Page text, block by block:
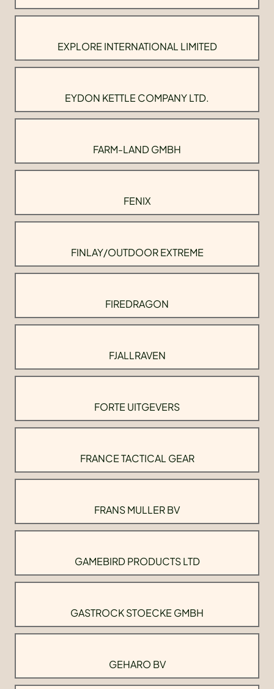
EXPLORE INTERNATIONAL LIMITED
EYDON KETTLE COMPANY LTD.
FARM-LAND GMBH
FENIX
FINLAY/OUTDOOR EXTREME
FIREDRAGON
FJALLRAVEN
FORTE UITGEVERS
FRANCE TACTICAL GEAR
FRANS MULLER BV
GAMEBIRD PRODUCTS LTD
GASTROCK STOECKE GMBH
GEHARO BV